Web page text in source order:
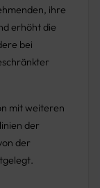
ihre
erhöht die
bei
mit weiteren
der
der